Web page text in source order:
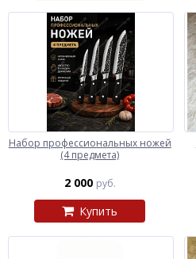
Набор профессиональных ножей
(4 предмета)
2 000 руб.
Купить